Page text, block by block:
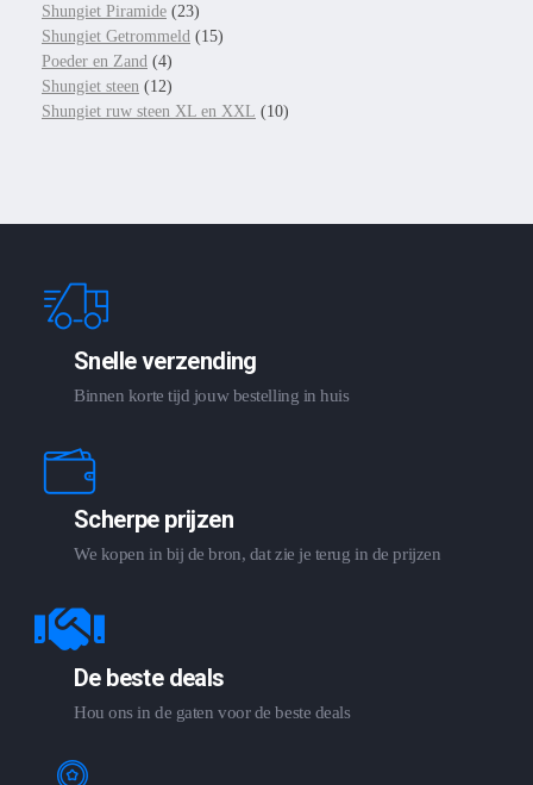
Shungiet Piramide (23)
Shungiet Getrommeld (15)
Poeder en Zand (4)
Shungiet steen (12)
Shungiet ruw steen XL en XXL (10)
Snelle verzending
Binnen korte tijd jouw bestelling in huis
Scherpe prijzen
We kopen in bij de bron, dat zie je terug in de prijzen
De beste deals
Hou ons in de gaten voor de beste deals